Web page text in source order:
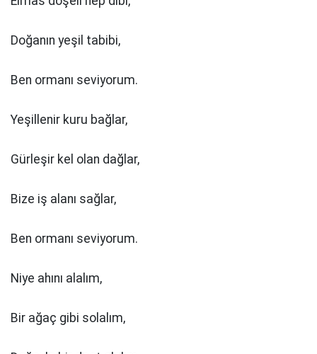
Doğanın yeşil tabibi,
Ben ormanı seviyorum.
Yeşillenir kuru bağlar,
Gürleşir kel olan dağlar,
Bize iş alanı sağlar,
Ben ormanı seviyorum.
Niye ahını alalım,
Bir ağaç gibi solalım,